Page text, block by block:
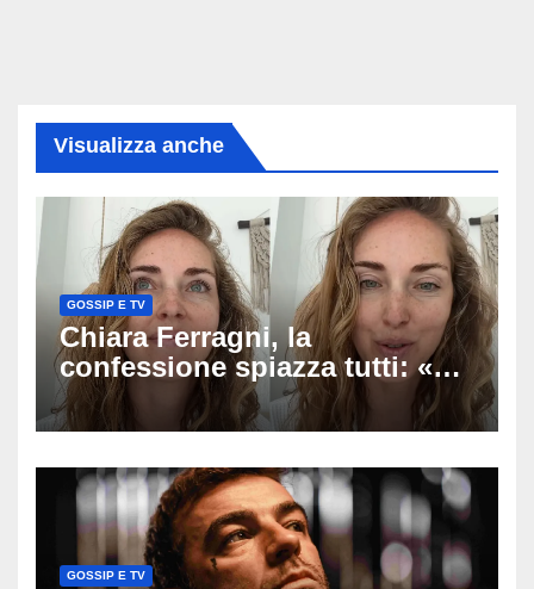
Visualizza anche
GOSSIP E TV
Chiara Ferragni, la
confessione spiazza tutti: «Un
mio ex voleva che mi rifacessi
il seno». Poi svela i ritocchi di
GOSSIP E TV